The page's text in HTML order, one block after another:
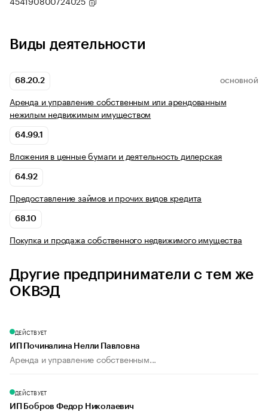
Виды деятельности
68.20.2 ОСНОВНОЙ
Аренда и управление собственным или арендованным
нежилым недвижимым имуществом
64.99.1
Вложения в ценные бумаги и деятельность дилерская
64.92
Предоставление займов и прочих видов кредита
68.10
Покупка и продажа собственного недвижимого имущества
Другие предприниматели с тем же
ОКВЭД
ДЕЙСТВУЕТ
ИП Починалина Нелли Павловна
Аренда и управление собственным...
ДЕЙСТВУЕТ
ИП Бобров Федор Николаевич